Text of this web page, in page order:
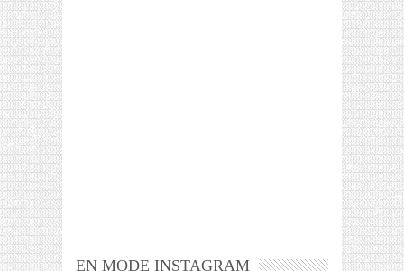
EN MODE INSTAGRAM